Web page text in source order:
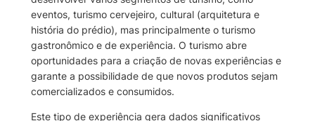
eventos, turismo cervejeiro, cultural (arquitetura e
história do prédio), mas principalmente o turismo
gastronômico e de experiência. O turismo abre
oportunidades para a criação de novas experiências e
garante a possibilidade de que novos produtos sejam
comercializados e consumidos.
Este tipo de experiência gera dados significativos